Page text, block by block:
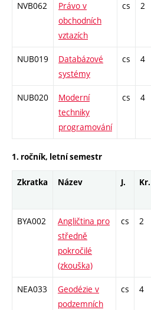
NVB062
Právo v
obchodních
vztazích
cs 2
NUB019
Databázové
systémy
cs 4
NUB020
Moderní
techniky
programování
cs 4
1. ročník, letní semestr
Zkratka Název J. Kr.
BYA002
Angličtina pro
středně
pokročilé
(zkouška)
cs 2
NEA033
Geodézie v
podzemních
cs 4